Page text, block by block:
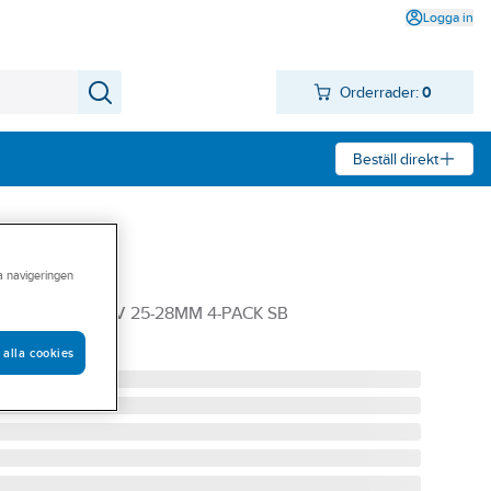
Logga in
Orderrader: 0
Beställ direkt
30X30MM INV 25-28MM 4-PACK SB
navigeringen
alla cookies